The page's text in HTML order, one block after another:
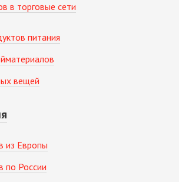
в торговые сети
питания
вещей
из Европы
по России